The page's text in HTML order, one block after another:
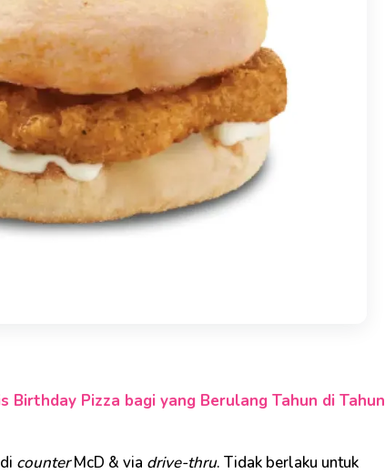
Birthday Pizza bagi yang Berulang Tahun di Tahun
counterMcD & via drive-thru. Tidak berlaku untuk